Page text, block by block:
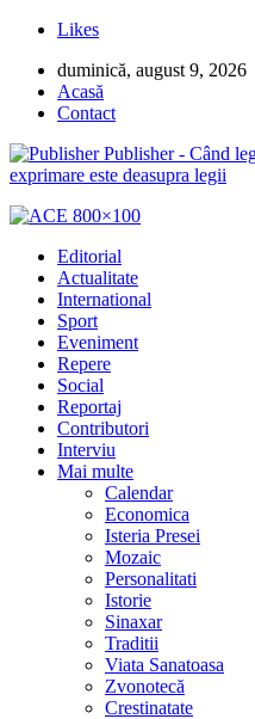
Likes
duminică, august 9, 2026
Acasă
Contact
Publisher - Când
exprimare este deasupra legii
Editorial
Actualitate
International
Sport
Eveniment
Repere
Social
Reportaj
Contributori
Interviu
Mai multe
Calendar
Economica
Isteria Presei
Mozaic
Personalitati
Istorie
Sinaxar
Traditii
Viata Sanatoasa
Zvonotecă
Crestinatate